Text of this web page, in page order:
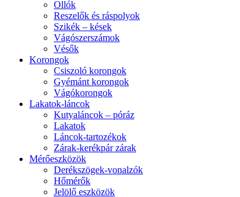
Ollók
Reszelők és ráspolyok
Szikék – kések
Vágószerszámok
Vésők
Korongok
Csiszoló korongok
Gyémánt korongok
Vágókorongok
Lakatok-láncok
Kutyaláncok – póráz
Lakatok
Láncok-tartozékok
Zárak-kerékpár zárak
Mérőeszközök
Derékszögek-vonalzók
Hőmérők
Jelölő eszközök